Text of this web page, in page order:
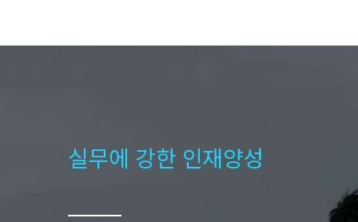
실무에 강한 인재양성